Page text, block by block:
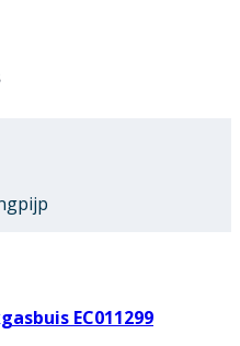
EC011299